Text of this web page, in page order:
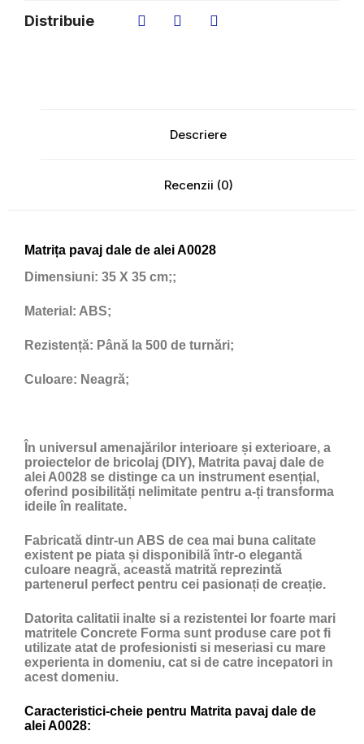
Distribuie
Descriere
Recenzii (0)
Matrița pavaj dale de alei A0028
Dimensiuni: 35 X 35 cm;;
Material: ABS;
Rezistență: Până la 500 de turnări;
Culoare: Neagră;
În universul amenajărilor interioare și exterioare, a
proiectelor de bricolaj (DIY), Matrita pavaj dale de
alei A0028 se distinge ca un instrument esențial,
oferind posibilități nelimitate pentru a-ți transforma
ideile în realitate.
Fabricată dintr-un ABS de cea mai buna calitate
existent pe piata și disponibilă într-o elegantă
culoare neagră, această matrită reprezintă
partenerul perfect pentru cei pasionați de creație.
Datorita calitatii inalte si a rezistentei lor foarte mari
matritele Concrete Forma sunt produse care pot fi
utilizate atat de profesionisti si meseriasi cu mare
experienta in domeniu, cat si de catre incepatori in
acest domeniu.
Caracteristici-cheie pentru Matrita pavaj dale de
alei A0028: